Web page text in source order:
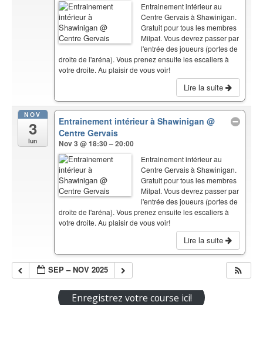
Entrainement intérieur au
Centre Gervais à Shawinigan.
Gratuit pour tous les membres
Milpat. Vous devrez passer par
l'entrée des joueurs (portes de
droite de l'aréna). Vous prenez ensuite les escaliers à
votre droite. Au plaisir de vous voir!
Lire la suite
NOV
3
lun
Entrainement intérieur à Shawinigan@
Centre Gervais
Nov 3 @ 18:30 – 20:00
Entrainement intérieur au
Centre Gervais à Shawinigan.
Gratuit pour tous les membres
Milpat. Vous devrez passer par
l'entrée des joueurs (portes de
droite de l'aréna). Vous prenez ensuite les escaliers à
votre droite. Au plaisir de vous voir!
Lire la suite
SEP – NOV 2025
Enregistrez votre course ici!